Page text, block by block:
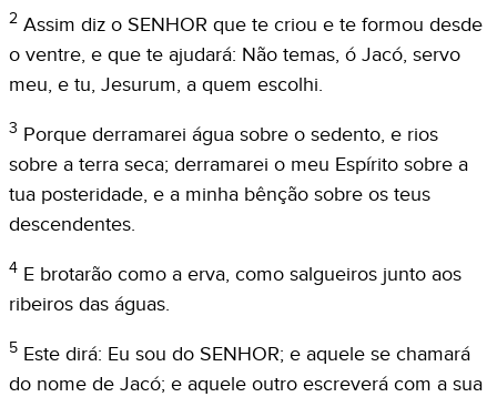
2 Assim diz o SENHOR que te criou e te formou desde
o ventre, e que te ajudará: Não temas, ó Jacó, servo
meu, e tu, Jesurum, a quem escolhi.
3 Porque derramarei água sobre o sedento, e rios
sobre a terra seca; derramarei o meu Espírito sobre a
tua posteridade, e a minha bênção sobre os teus
descendentes.
4 E brotarão como a erva, como salgueiros junto aos
ribeiros das águas.
5 Este dirá: Eu sou do SENHOR; e aquele se chamará
do nome de Jacó; e aquele outro escreverá com a sua